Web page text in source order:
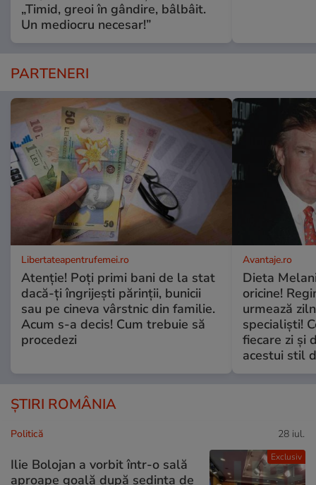
„Timid, greoi în gândire, bâlbâit.
Un mediocru necesar!”
PARTENERI
Libertateapentrufemei.ro
Atenție! Poți primi bani de la stat
dacă-ți îngrijești părinții, bunicii
sau pe cineva vârstnic din familie.
Acum s-a decis! Cum trebuie să
procedezi
Avantaje.ro
Dieta
oricine!
urmează
specialiști!
fiecare zi și
acestui stil
ȘTIRI ROMÂNIA
Exclusiv
Politică 28 iul.
Ilie Bolojan a vorbit într-o sală
aproape goală după ședința de